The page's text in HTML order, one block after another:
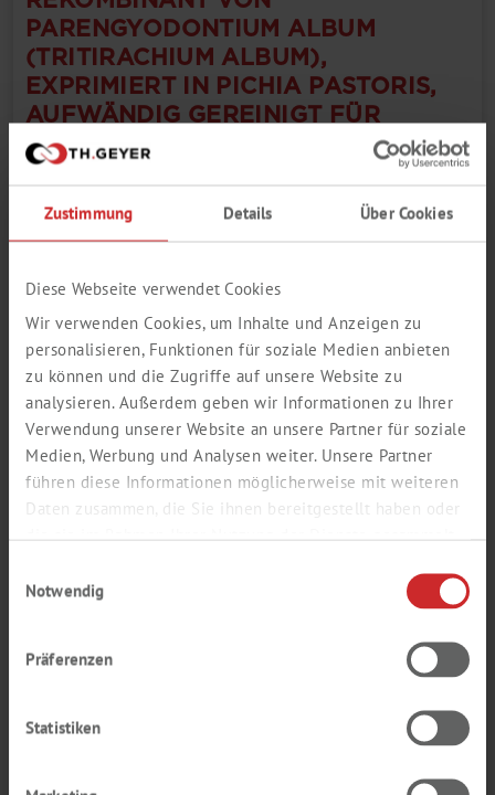
Zustimmung Details Über Cookies
Diese Webseite verwendet Cookies
Wir verwenden Cookies, um Inhalte und Anzeigen zu
personalisieren, Funktionen für soziale Medien anbieten
zu können und die Zugriffe auf unsere Website zu
analysieren. Außerdem geben wir Informationen zu Ihrer
Verwendung unserer Website an unsere Partner für soziale
Medien, Werbung und Analysen weiter. Unsere Partner
führen diese Informationen möglicherweise mit weiteren
Daten zusammen, die Sie ihnen bereitgestellt haben oder
Notwendig
Präferenzen
Statistiken
PARENGYODONTIUM ALBUM
(TRITIRACHIUM ALBUM),
EXPRIMIERT IN PICHIA PASTORIS,
AUFWÄNDIG GEREINIGT FÜR
HÖCHSTE PRODUKTQUALITÄT.
BIOSOLUTE®
Login / Register here
Purchase order